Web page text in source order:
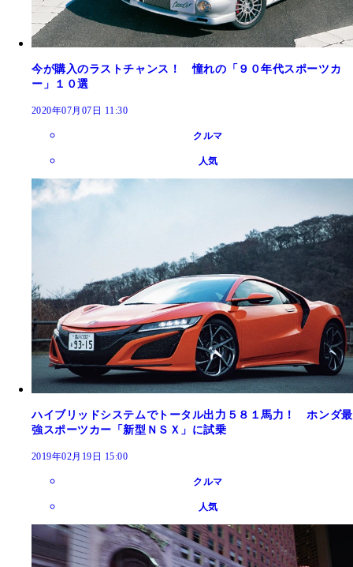
今が購入のラストチャンス！ 憧れの「９０年代スポーツカ
ー」１０選
2020年07月07日 11:30
クルマ
人気
ハイブリッドシステムでトータル出力５８１馬力！ ホンダ最
強スポーツカー「新型ＮＳＸ」に試乗
2019年02月19日 15:00
クルマ
人気